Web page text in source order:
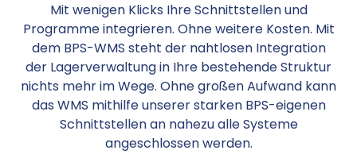
Mit wenigen Klicks Ihre Schnittstellen und
Programme integrieren. Ohne weitere Kosten. Mit
dem BPS-WMS steht der nahtlosen Integration
der Lagerverwaltung in Ihre bestehende Struktur
nichts mehr im Wege. Ohne großen Aufwand kann
das WMS mithilfe unserer starken BPS-eigenen
Schnittstellen an nahezu alle Systeme
angeschlossen werden.